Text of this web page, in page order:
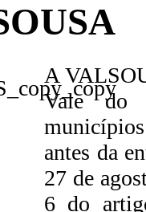
A
Vale do
antes da
27 de
6 do